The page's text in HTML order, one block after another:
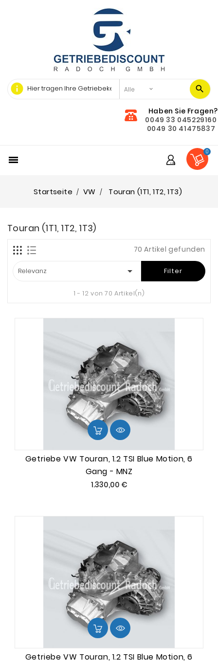
info
Haben Sie Fragen?
0049 33 045229160
0049 30 41475837

0
Startseite VW Touran (1T1, 1T2, 1T3)
Touran (1T1, 1T2, 1T3)
70 Artikel gefunden
Relevanz  Filter
1 - 12 von 70 Artikel(n)
Getriebe VW Touran, 1.2 TSI Blue Motion, 6
Gang - MNZ
1.330,00 €Preis
Getriebe VW Touran, 1.2 TSI Blue Motion, 6